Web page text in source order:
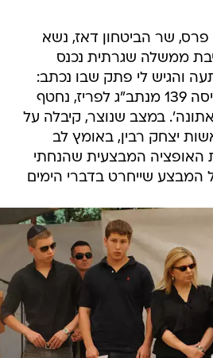
פרס, שר הביטחון דאז, נשא
ממשלה שגרתית נכנס
והגיש לי פתק שבו נכתב:
'מטוס אייר פרנס, בטיסה 139 מנתב"ג לפריז, נחטף
במצב שנוצר, קיבלה על
יצחק רבין, באומץ לב
האופציה המבצעית שהנחתי
המבצע שייחרט בדברי הימים